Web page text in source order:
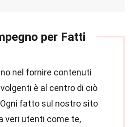
per Fatti
nel fornire contenuti
è al centro di ciò
fatto sul nostro sito
veri utenti come te,